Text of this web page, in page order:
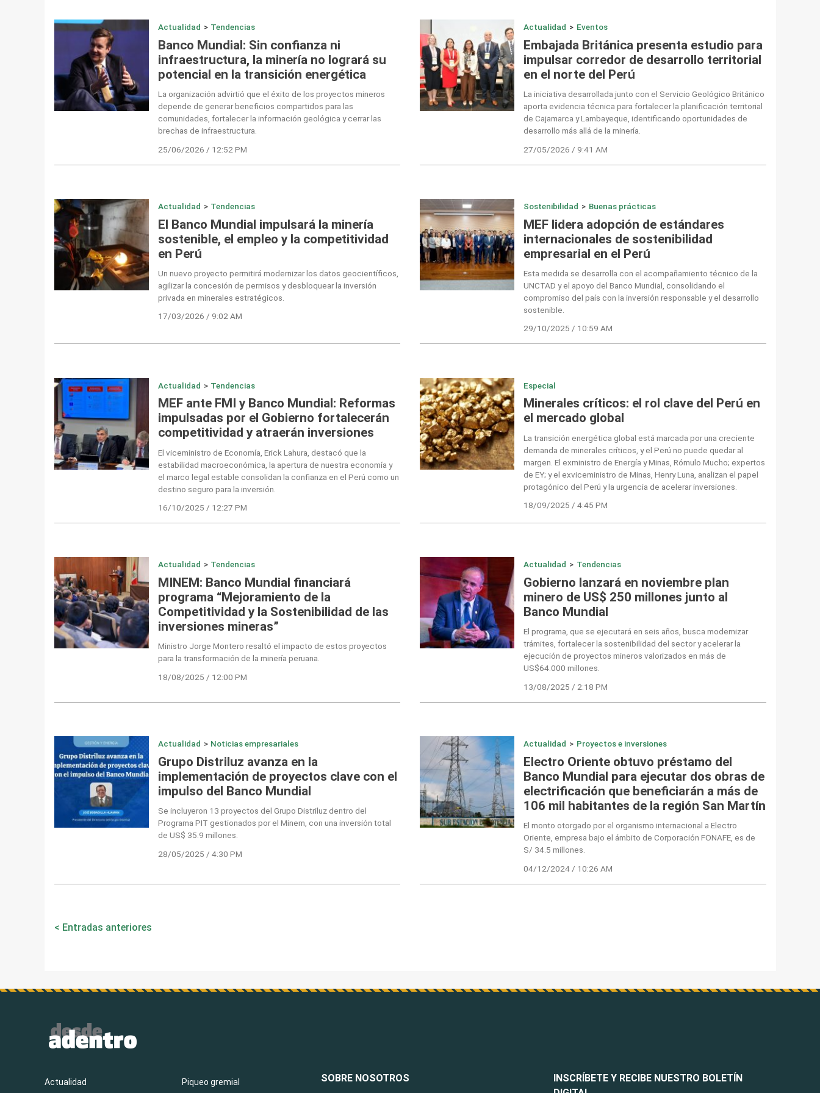
Actualidad > Tendencias
Banco Mundial: Sin confianza ni
infraestructura, la minería no logrará su
potencial en la transición energética
La organización advirtió que el éxito de los proyectos mineros
depende de generar beneficios compartidos para las
comunidades, fortalecer la información geológica y cerrar las
brechas de infraestructura.
25/06/2026 / 12:52 PM
Actualidad > Eventos
Embajada Británica presenta estudio para
impulsar corredor de desarrollo territorial
en el norte del Perú
La iniciativa desarrollada junto con el Servicio Geológico Británico
aporta evidencia técnica para fortalecer la planificación territorial
de Cajamarca y Lambayeque, identificando oportunidades de
desarrollo más allá de la minería.
27/05/2026 / 9:41 AM
Actualidad > Tendencias
El Banco Mundial impulsará la minería
sostenible, el empleo y la competitividad
en Perú
Un nuevo proyecto permitirá modernizar los datos geocientíficos,
agilizar la concesión de permisos y desbloquear la inversión
privada en minerales estratégicos.
17/03/2026 / 9:02 AM
Sostenibilidad > Buenas prácticas
MEF lidera adopción de estándares
internacionales de sostenibilidad
empresarial en el Perú
Esta medida se desarrolla con el acompañamiento técnico de la
UNCTAD y el apoyo del Banco Mundial, consolidando el
compromiso del país con la inversión responsable y el desarrollo
sostenible.
29/10/2025 / 10:59 AM
Actualidad > Tendencias
MEF ante FMI y Banco Mundial: Reformas
impulsadas por el Gobierno fortalecerán
competitividad y atraerán inversiones
El viceministro de Economía, Erick Lahura, destacó que la
estabilidad macroeconómica, la apertura de nuestra economía y
el marco legal estable consolidan la confianza en el Perú como un
destino seguro para la inversión.
16/10/2025 / 12:27 PM
Especial
Minerales críticos: el rol clave del Perú en
el mercado global
La transición energética global está marcada por una creciente
demanda de minerales críticos, y el Perú no puede quedar al
margen. El exministro de Energía y Minas, Rómulo Mucho; expertos
de EY; y el exviceministro de Minas, Henry Luna, analizan el papel
protagónico del Perú y la urgencia de acelerar inversiones.
18/09/2025 / 4:45 PM
Actualidad > Tendencias
MINEM: Banco Mundial financiará
programa “Mejoramiento de la
Competitividad y la Sostenibilidad de las
inversiones mineras”
Ministro Jorge Montero resaltó el impacto de estos proyectos
para la transformación de la minería peruana.
18/08/2025 / 12:00 PM
Actualidad > Tendencias
Gobierno lanzará en noviembre plan
minero de US$ 250 millones junto al
Banco Mundial
El programa, que se ejecutará en seis años, busca modernizar
trámites, fortalecer la sostenibilidad del sector y acelerar la
ejecución de proyectos mineros valorizados en más de
US$64.000 millones.
13/08/2025 / 2:18 PM
Actualidad > Noticias empresariales
Grupo Distriluz avanza en la
implementación de proyectos clave con el
impulso del Banco Mundial
Se incluyeron 13 proyectos del Grupo Distriluz dentro del
Programa PIT gestionados por el Minem, con una inversión total
de US$ 35.9 millones.
28/05/2025 / 4:30 PM
Actualidad > Proyectos e inversiones
Electro Oriente obtuvo préstamo del
Banco Mundial para ejecutar dos obras de
electrificación que beneficiarán a más de
106 mil habitantes de la región San Martín
El monto otorgado por el organismo internacional a Electro
Oriente, empresa bajo el ámbito de Corporación FONAFE, es de
S/ 34.5 millones.
04/12/2024 / 10:26 AM
Navegación
Entradas anteriores
INSCRÍBETE Y RECIBE NUESTRO BOLETÍN
Actualidad Piqueo gremial SOBRE NOSOTROS